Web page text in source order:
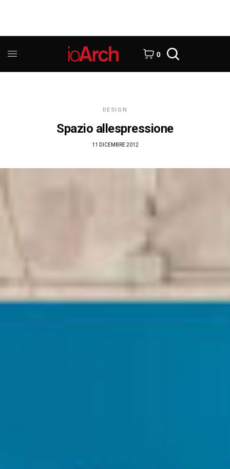
0
DESIGN
Spazio allespressione
11 DICEMBRE 2012